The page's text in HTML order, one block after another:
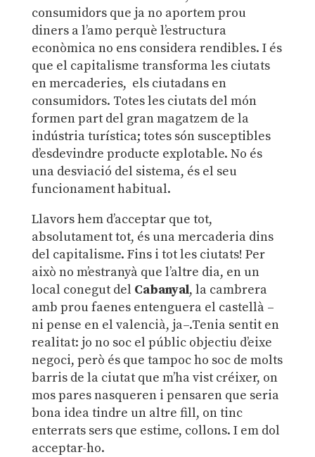
consumidors que ja no aportem prou
diners a l’amo perquè l’estructura
econòmica no ens considera rendibles. I és
que el capitalisme transforma les ciutats
en mercaderies, els ciutadans en
consumidors. Totes les ciutats del món
formen part del gran magatzem de la
indústria turística; totes són susceptibles
d’esdevindre producte explotable. No és
una desviació del sistema, és el seu
funcionament habitual.
Llavors hem d’acceptar que tot,
absolutament tot, és una mercaderia dins
del capitalisme. Fins i tot les ciutats! Per
això no m’estranyà que l’altre dia, en un
local conegut del Cabanyal, la cambrera
amb prou faenes entenguera el castellà –
ni pense en el valencià, ja–.Tenia sentit en
realitat: jo no soc el públic objectiu d’eixe
negoci, però és que tampoc ho soc de molts
barris de la ciutat que m’ha vist créixer, on
mos pares nasqueren i pensaren que seria
bona idea tindre un altre fill, on tinc
enterrats sers que estime, collons. I em dol
acceptar-ho.